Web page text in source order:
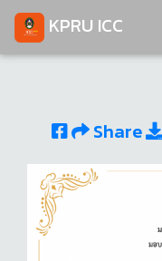
KPRU ICC
Share